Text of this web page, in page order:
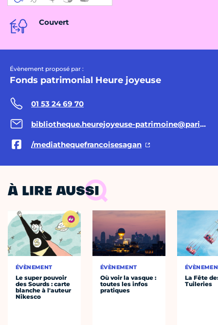
Couvert
Évènement proposé par :
Fonds patrimonial Heure joyeuse
01 53 24 69 70
bibliotheque.heurejoyeuse-patrimoine@paris.fr
/mediathequefrancoisesagan
À LIRE AUSSI
ÉVÈNEMENT
Le super pouvoir
des Sourds : carte
blanche à l'auteur
Nikesco
ÉVÈNEMENT
Où voir la vasque :
toutes les infos
pratiques
La Fête
Tuileries